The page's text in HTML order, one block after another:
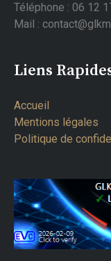
Téléphone : 06 12
Mail :
Liens
Accueil
Mentions légales
Politique de